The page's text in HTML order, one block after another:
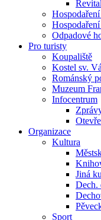
Hospodaření
Odpadové
Pro turisty
Koupaliště
Kostel sv.
Románský
Muzeum
Infocentrum
Organizace
Kultura
Jiná
Dech.
Sport